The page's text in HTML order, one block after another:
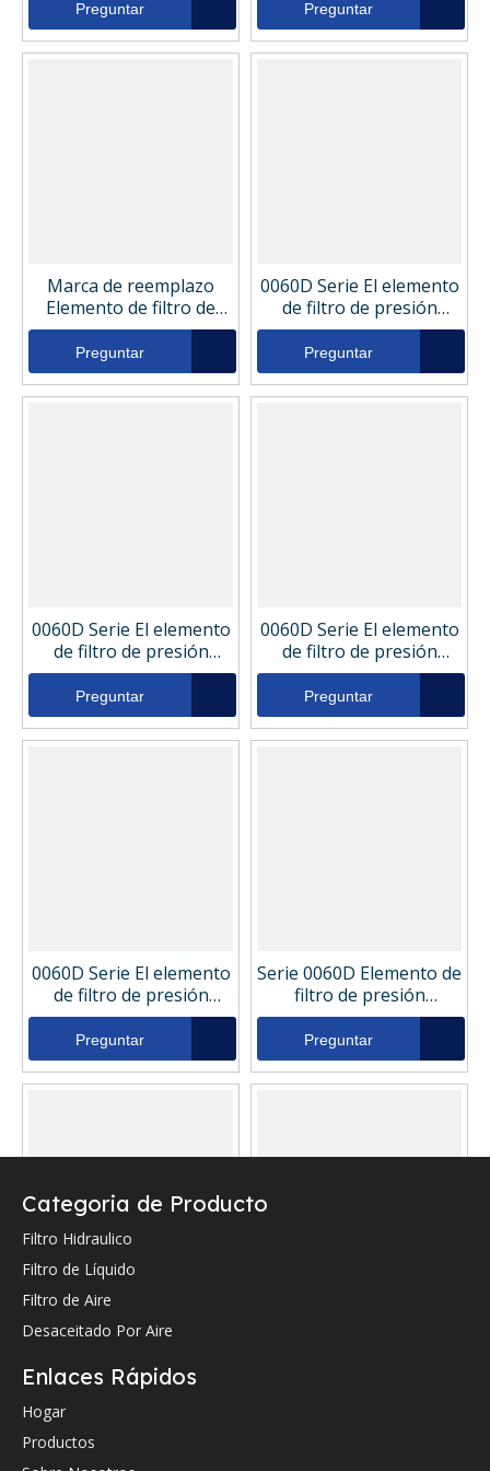
industrial
D0060RG25NHA
Preguntar
industrial Phy60-3-25SS-
V
Preguntar
Marca de reemplazo
Elemento de filtro de
presión hidráulica
industrial MF0505084
Preguntar
0060D Serie El elemento
de filtro de presión
hidráulica industrial
D44C25SV
Preguntar
0060D Serie El elemento
de filtro de presión
hidráulica industrial
ST1889
Preguntar
0060D Serie El elemento
de filtro de presión
hidráulica industrial
ST1059
Preguntar
0060D Serie El elemento
de filtro de presión
hidráulica industrial
H0060DN3025AV
Preguntar
Serie 0060D Elemento de
filtro de presión
hidráulica industrial
79735648
Preguntar
de filtro de presión
70536525
Preguntar
Categoria de Producto
Filtro Hidraulico
Filtro de Líquido
Filtro de Aire
Desaceitado Por Aire
Enlaces Rápidos
Hogar
Productos